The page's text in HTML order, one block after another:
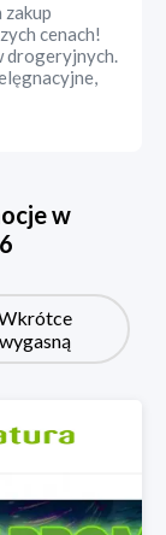
cenach!
drogeryjnych.
w
wygasną